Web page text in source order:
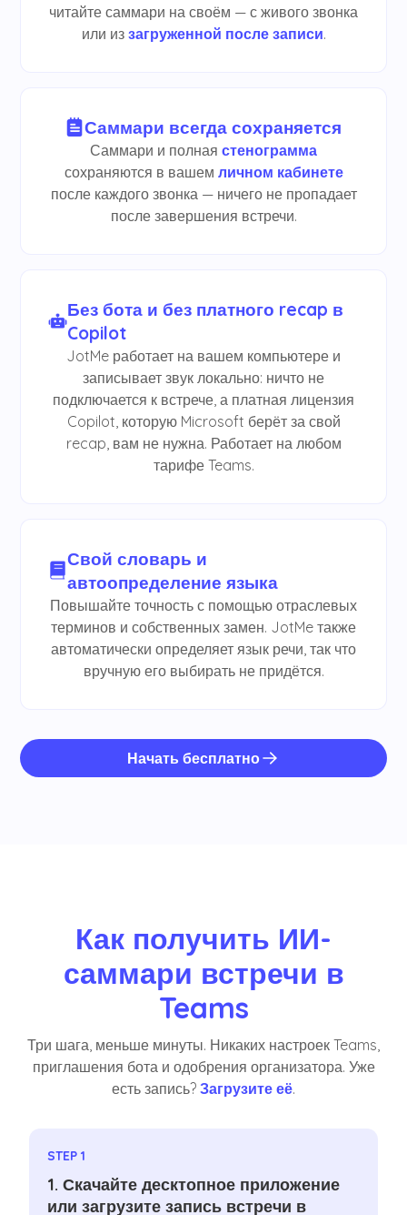
читайте саммари на своём — с живого звонка
или из загруженной после записи.
Саммари всегда сохраняется
Саммари и полная стенограмма
сохраняются в вашем личном кабинете
после каждого звонка — ничего не пропадает
после завершения встречи.
Без бота и без платного recap в
Copilot
JotMe работает на вашем компьютере и
записывает звук локально: ничто не
подключается к встрече, а платная лицензия
Copilot, которую Microsoft берёт за свой
recap, вам не нужна. Работает на любом
тарифе Teams.
Свой словарь и
автоопределение языка
Повышайте точность с помощью отраслевых
терминов и собственных замен. JotMe также
автоматически определяет язык речи, так что
вручную его выбирать не придётся.
Начать бесплатно
Как получить ИИ-
саммари встречи в
Teams
Три шага, меньше минуты. Никаких настроек Teams,
приглашения бота и одобрения организатора. Уже
есть запись? Загрузите её.
STEP 1
1. Скачайте десктопное приложение
или загрузите запись встречи в